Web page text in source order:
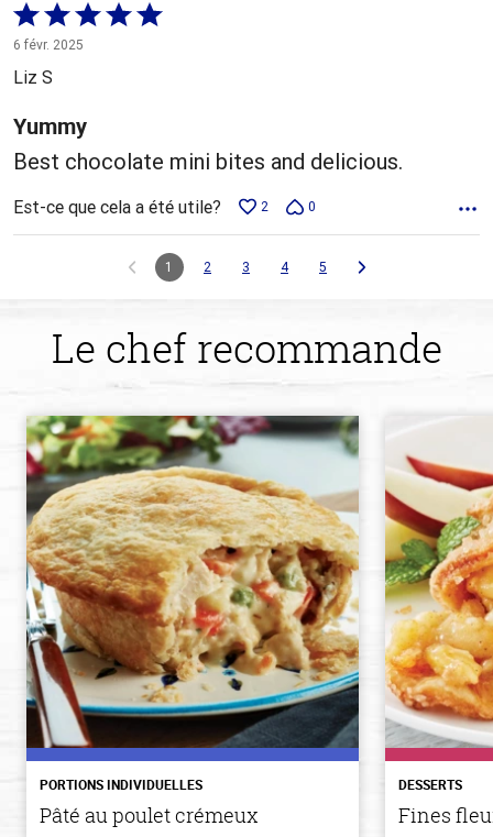
Coté
5 sur
5
6 févr. 2025
Liz S
Yummy
Best chocolate mini bites and delicious.
Est-ce que cela a été utile? 2 0
1 2 3 4 5
Le chef recommande
PORTIONS INDIVIDUELLES
Pâté au poulet crémeux
DESSERTS
Fines